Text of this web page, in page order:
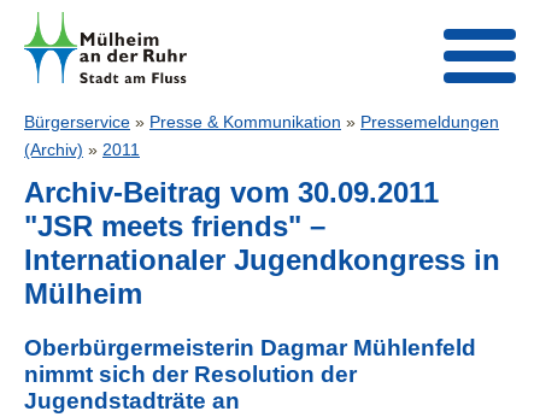
Bürgerservice » Presse & Kommunikation » Pressemeldungen
(Archiv) » 2011
Archiv-Beitrag vom 30.09.2011
"JSR meets friends" –
Internationaler Jugendkongress in
Mülheim
Oberbürgermeisterin Dagmar Mühlenfeld
nimmt sich der Resolution der
Jugendstadträte an